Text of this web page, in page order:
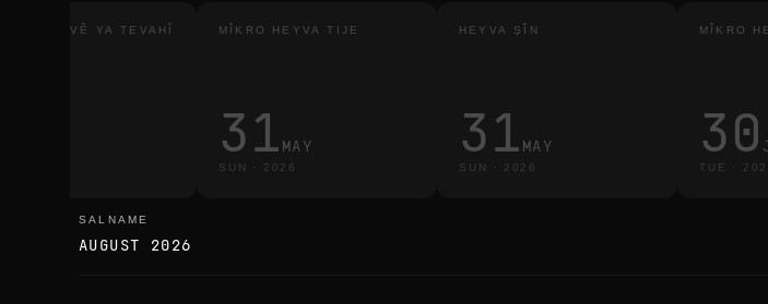
YA TEVAHÎ MÎKRO HEYVA TIJE
31 MAY
SUN · 2026
HEYVA ŞÎN
31 MAY
SUN · 2026
MÎKRO
30
TUE ·
salname
SALNAME
AUGUST 2026